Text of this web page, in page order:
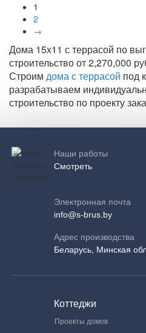
1
2
→
Дома 15х11 с террасой по
строительство от 2,270,000
Строим дома с террасой под
разрабатываем
строительство по проекту
Наши работы
Смотреть
Электронная почта
info@s-brus.by
Адрес производства
Беларусь, Минская
Коттеджи
Проекты домов